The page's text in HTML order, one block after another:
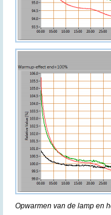
Opwarmen van de lamp en